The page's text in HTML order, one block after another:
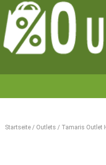
Startseite / Outlets / Tamaris Outlet